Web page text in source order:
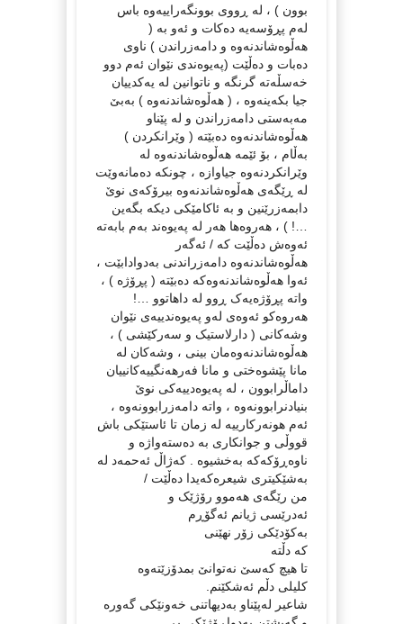
بوون ) ، لە ڕووی بوونگەراییەوە باس
لەم پڕۆسەیە دەکات و ئەو بە (
هەڵوەشاندنەوە و دامەزراندن ) ناوی
دەبات و دەڵێت (پەیوەندی نێوان ئەم دوو
خەسڵەتە گرنگە و ناتوانین لە یەکدییان
جیا بکەینەوە ، ( هەڵوەشاندنەوە ) بەبێ
مەبەستی دامەزراندن و لە پێناو
هەڵوەشاندنەوە دەبێتە ( وێرانکردن )
بەڵام ، بۆ ئێمە هەڵوەشاندنەوە لە
وێرانکردنەوە جیاوازە ، چونکە دەمانەوێت
لە ڕێگەی هەڵوەشاندنەوە بیرۆکەی نوێ
دابمەزرێنین و بە ئاکامێکی دیکە بگەین
…! ) ، هەروەها هەر لە پەیوەند بەم بابەتە
ئەوەش دەڵێت کە / ئەگەر
هەڵوەشاندنەوە دامەزراندنی بەدوادابێت ،
ئەوا هەڵوەشاندنەوەکە دەبێتە ( پڕۆژە ) ،
واتە پڕۆژەیەک ڕوو لە داهاتوو …!
هەروەکو ئەوەی لەو پەیوەندییەی نێوان
وشەکانی ( دارلاستیک و سەرکێشی ) ،
هەڵوەشاندنەوەمان بینی ، وشەکان لە
مانا پێشوەختی و مانا فەرهەنگییەکانییان
داماڵرابوون ، لە پەیوەدییەکی نوێ
بنیادنرابوونەوە ، واتە دامەزرابوونەوە ،
ئەم هونەرکارییە لە زمان تا ئاستێکی باش
قووڵی و جوانکاری بە دەستەواژە و
ناوەڕۆکەکە بەخشیوە . کەژاڵ ئەحمەد لە
بەشێکیتری شیعرەکەیدا دەڵێت /
من رێگه‌ى هه‌موو رۆژێک و
ئه‌درێسى ژیانم ئه‌گۆڕم
به‌کۆدێکى زۆر نهێنى
که‌ دڵته‌
تا هیچ که‌سێ نه‌توانێ بمدۆزێته‌وه‌
کلیلى دڵم ئه‌شکێنم.
شاعیر لەپێناو بەدیهاتنی خەونێکی گەورە